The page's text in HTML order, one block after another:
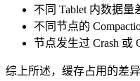
不同 Tablet 内数据量
不同节点的
节点发生过 Crash 或
综上所述，缓存占用的差